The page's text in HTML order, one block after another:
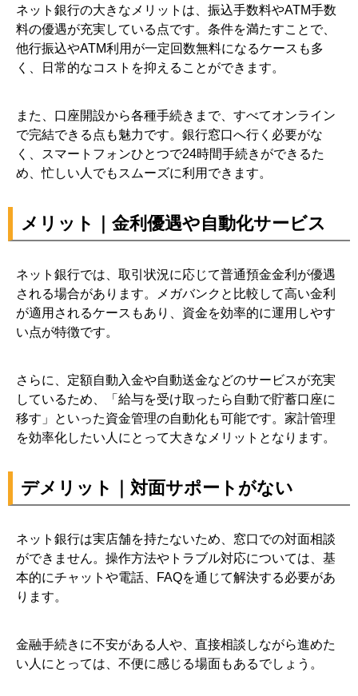
ネット銀行の大きなメリットは、振込手数料やATM手数
料の優遇が充実している点です。条件を満たすことで、
他行振込やATM利用が一定回数無料になるケースも多
く、日常的なコストを抑えることができます。
また、口座開設から各種手続きまで、すべてオンライン
で完結できる点も魅力です。銀行窓口へ行く必要がな
く、スマートフォンひとつで24時間手続きができるた
め、忙しい人でもスムーズに利用できます。
メリット｜金利優遇や自動化サービス
ネット銀行では、取引状況に応じて普通預金金利が優遇
される場合があります。メガバンクと比較して高い金利
が適用されるケースもあり、資金を効率的に運用しやす
い点が特徴です。
さらに、定額自動入金や自動送金などのサービスが充実
しているため、「給与を受け取ったら自動で貯蓄口座に
移す」といった資金管理の自動化も可能です。家計管理
を効率化したい人にとって大きなメリットとなります。
デメリット｜対面サポートがない
ネット銀行は実店舗を持たないため、窓口での対面相談
ができません。操作方法やトラブル対応については、基
本的にチャットや電話、FAQを通じて解決する必要があ
ります。
金融手続きに不安がある人や、直接相談しながら進めた
い人にとっては、不便に感じる場面もあるでしょう。